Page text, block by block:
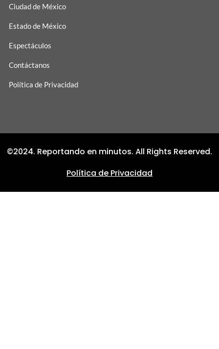
Ciudad de México
Estado de México
Espectáculos
Contáctanos
Política de Privacidad
©2024. Reportando en minutos. All Rights Reserved.
Política de Privacidad